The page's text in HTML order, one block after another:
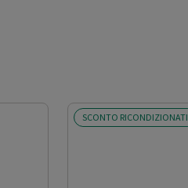
SCONTO RICONDIZIONATI